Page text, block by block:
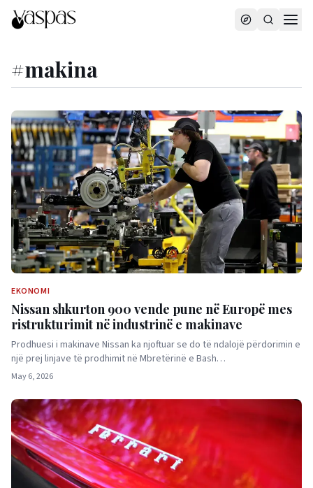
#makina
EKONOMI
Nissan shkurton 900 vende pune në Europë mes
ristrukturimit në industrinë e makinave
Prodhuesi i makinave Nissan ka njoftuar se do të ndalojë përdorimin e
një prej linjave të prodhimit në Mbretërinë e Bash…
May 6, 2026